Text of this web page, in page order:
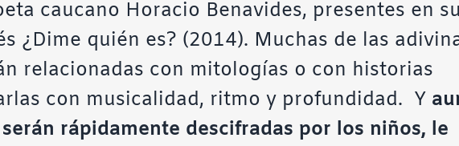
caucano Horacio Benavides, presentes en su
¿Dime quién es? (2014). Muchas de las
relacionadas con mitologías o con historias
con musicalidad, ritmo y profundidad. Y
rápidamente descifradas por los niños, le